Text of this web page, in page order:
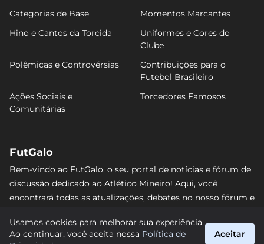
Categorias de Base
Momentos Marcantes
Hino e Cantos da Torcida
Uniformes e Cores do
Clube
Polêmicas e Controvérsias
Contribuições para o
Futebol Brasileiro
Ações Sociais e
Comunitárias
Torcedores Famosos
FutGalo
Bem-vindo ao FutGalo, o seu portal de notícias e fórum de
discussão dedicado ao Atlético Mineiro! Aqui, você
encontrará todas as atualizações, debates no nosso fórum e
e junte-se à comunidade alvinegra mais vibrante da
internet! #AtléticoMineiro #FutGalo
Usamos cookies para melhorar sua experiência.
Ao continuar, você aceita nossa Política de
Aceitar